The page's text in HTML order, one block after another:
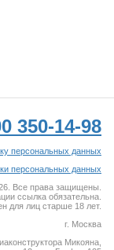
350-14-98
персональных данных
персональных данных
Все права защищены.
ссылка обязательна.
для лиц старше 18 лет.
г. Москва
Микояна,